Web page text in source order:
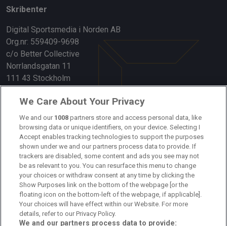
Skribenter
Digital Sportsmedia i Norden AB
Org.nr: 559409-9698
c/o Better Collective
Norrlandsgatan 11
111 43 Stockholm
Länkar
Om oss
Kontakta oss
Kundtjänst
Sponsor: Rekatochklart
Annonsera på Fotbolldirekt
Redaktionell policy
We Care About Your Privacy
We and our 1008 partners store and access personal data, like
browsing data or unique identifiers, on your device. Selecting I
Accept enables tracking technologies to support the purposes
shown under we and our partners process data to provide. If
trackers are disabled, some content and ads you see may not
be as relevant to you. You can resurface this menu to change
your choices or withdraw consent at any time by clicking the
Show Purposes link on the bottom of the webpage [or the
floating icon on the bottom-left of the webpage, if applicable].
Your choices will have effect within our Website. For more
details, refer to our Privacy Policy.
We and our partners process data to provide: